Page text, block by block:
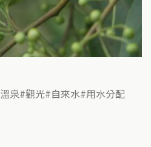
溫泉 觀光 自來水 用水分配